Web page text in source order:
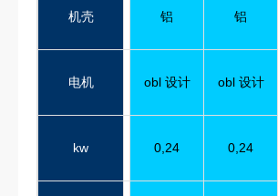
机壳 铝 铝
电机 obl 设计 obl 设计
kw 0,24 0,24